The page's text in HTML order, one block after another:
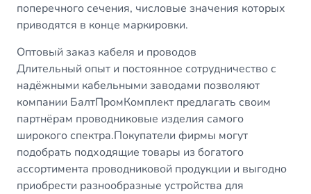
поперечного сечения, числовые значения которых
приводятся в конце маркировки.
Оптовый заказ кабеля и проводов
Длительный опыт и постоянное сотрудничество с
надёжными кабельными заводами позволяют
компании БалтПромКомплект предлагать своим
партнёрам проводниковые изделия самого
широкого спектра.Покупатели фирмы могут
подобрать подходящие товары из богатого
ассортимента проводниковой продукции и выгодно
приобрести разнообразные устройства для